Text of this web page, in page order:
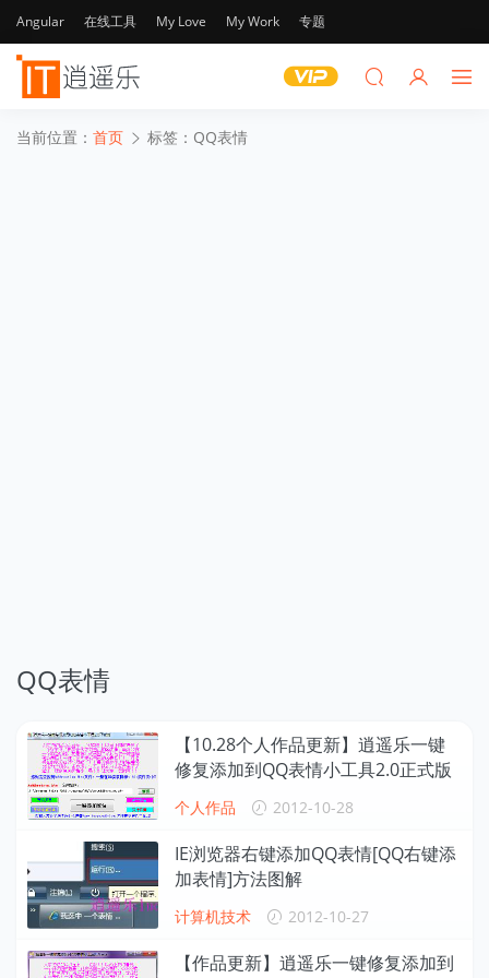
Angular 在线工具 My Love My Work 专题
当前位置： 首页 标签：QQ表情
QQ表情
【10.28个人作品更新】逍遥乐一键
修复添加到QQ表情小工具2.0正式版
个人作品 2012-10-28
IE浏览器右键添加QQ表情[QQ右键添
加表情]方法图解
计算机技术 2012-10-27
【作品更新】逍遥乐一键修复添加到